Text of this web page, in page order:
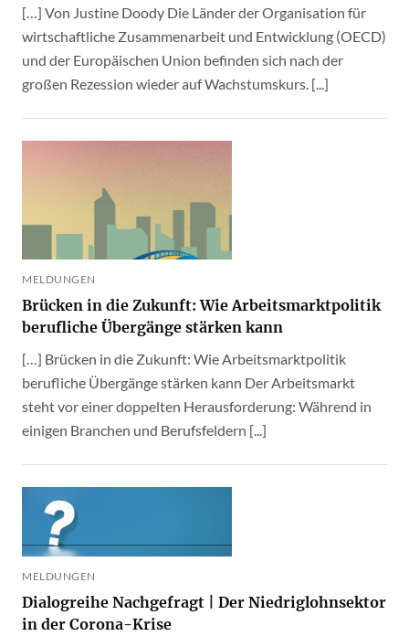
[…] Von Justine Doody Die Länder der Organisation für
wirtschaftliche Zusammenarbeit und Entwicklung (OECD)
und der Europäischen Union befinden sich nach der
großen Rezession wieder auf Wachstumskurs. [...]
MELDUNGEN
Brücken in die Zukunft: Wie Arbeitsmarktpolitik
berufliche Übergänge stärken kann
[…] Brücken in die Zukunft: Wie Arbeitsmarktpolitik
berufliche Übergänge stärken kann Der Arbeitsmarkt
steht vor einer doppelten Herausforderung: Während in
einigen Branchen und Berufsfeldern [...]
MELDUNGEN
Dialogreihe Nachgefragt | Der Niedriglohnsektor
in der Corona-Krise